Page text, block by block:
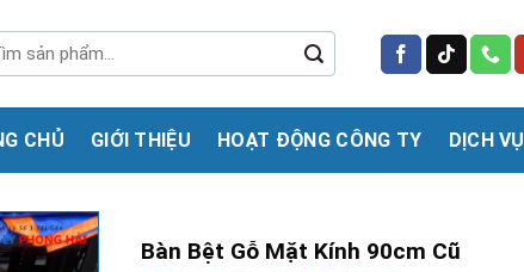
CHỦ GIỚI THIỆU HOẠT ĐỘNG CÔNG TY DỊCH VỤ
Bàn Bệt Gỗ Mặt Kính 90cm Cũ